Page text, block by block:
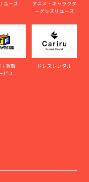
ユース
アニメ・キャラクタ
ーグッズリユース
買取
ビス
ドレスレンタル